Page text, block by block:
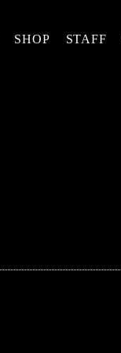
SHOP STAFF